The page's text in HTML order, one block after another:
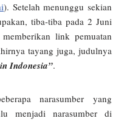
). Setelah menunggu sekian
tiba-tiba pada 2 Juni
link pemuatan
tayang juga, judulnya
Indonesia”.
narasumber yang
menjadi narasumber di